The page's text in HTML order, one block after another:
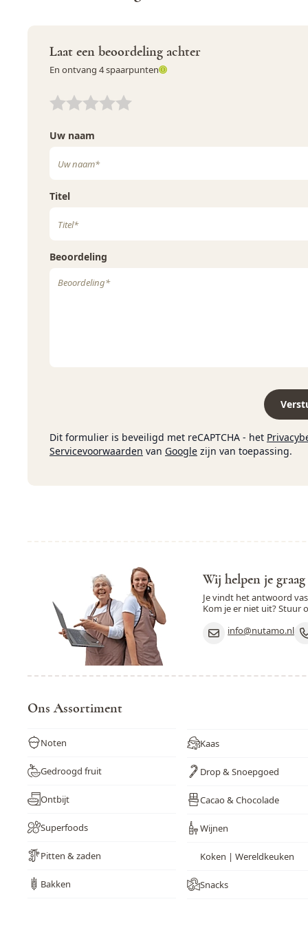
Selderij
Varkensvlees
Weekdieren
Wortel
Zwaveldioxide en sulfieten
Laat een beoordeling achter
En ontvang 4 spaarpunten
Uw waardering:
Uw naam
Titel
Beoordeling
Dit formulier is beveiligd met reCAPTCHA - het
Servicevoorwaarden van Google zijn van toepassing.
Wij helpen je graag
Je vindt het antwoord
Kom je er niet uit? Stuur
info@nutamo.nl
Ons Assortiment
Noten
Gedroogd fruit
Ontbijt
Superfoods
Pitten & zaden
Bakken
Kaas
Drop & Snoepgoed
Cacao & Chocolade
Wijnen
Koken | Wereldkeuken
Snacks